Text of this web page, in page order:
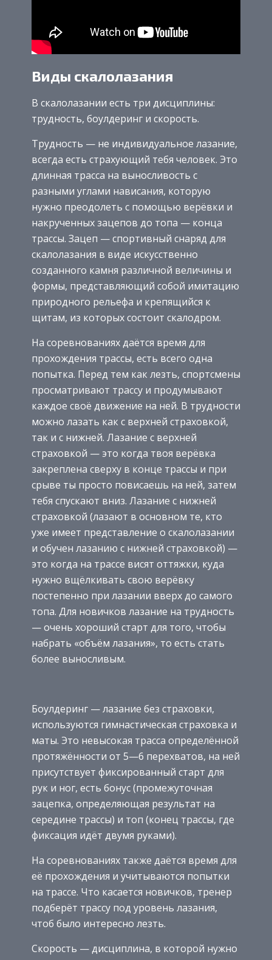
Виды скалолазания
В скалолазании есть три дисциплины:
трудность, боулдеринг и скорость.
Трудность — не индивидуальное лазание,
всегда есть страхующий тебя человек. Это
длинная трасса на выносливость с
разными углами нависания, которую
нужно преодолеть с помощью верёвки и
накрученных зацепов до топа — конца
трассы. Зацеп — спортивный снаряд для
скалолазания в виде искусственно
созданного камня различной величины и
формы, представляющий собой имитацию
природного рельефа и крепящийся к
щитам, из которых состоит скалодром.
На соревнованиях даётся время для
прохождения трассы, есть всего одна
попытка. Перед тем как лезть, спортсмены
просматривают трассу и продумывают
каждое своё движение на ней. В трудности
можно лазать как с верхней страховкой,
так и с нижней. Лазание с верхней
страховкой — это когда твоя верёвка
закреплена сверху в конце трассы и при
срыве ты просто повисаешь на ней, затем
тебя спускают вниз. Лазание с нижней
страховкой (лазают в основном те, кто
уже имеет представление о скалолазании
и обучен лазанию с нижней страховкой) —
это когда на трассе висят оттяжки, куда
нужно вщёлкивать свою верёвку
постепенно при лазании вверх до самого
топа. Для новичков лазание на трудность
— очень хороший старт для того, чтобы
набрать «объём лазания», то есть стать
более выносливым.
Боулдеринг — лазание без страховки,
используются гимнастическая страховка и
маты. Это невысокая трасса определённой
протяжённости от 5—6 перехватов, на ней
присутствует фиксированный старт для
рук и ног, есть бонус (промежуточная
зацепка, определяющая результат на
середине трассы) и топ (конец трассы, где
фиксация идёт двумя руками).
На соревнованиях также даётся время для
её прохождения и учитываются попытки
на трассе. Что касается новичков, тренер
подберёт трассу под уровень лазания,
чтоб было интересно лезть.
Скорость — дисциплина, в которой нужно